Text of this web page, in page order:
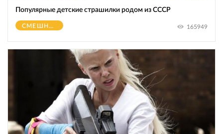
Популярные детские страшилки родом из СССР
СМЕШНОЕ 165949